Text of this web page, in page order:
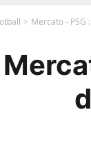
Mercato - PSG